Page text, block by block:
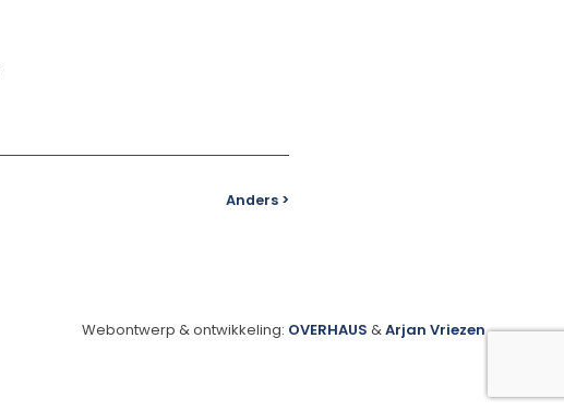
Anders >
Webontwerp & ontwikkeling: OVERHAUS &Arjan Vriezen